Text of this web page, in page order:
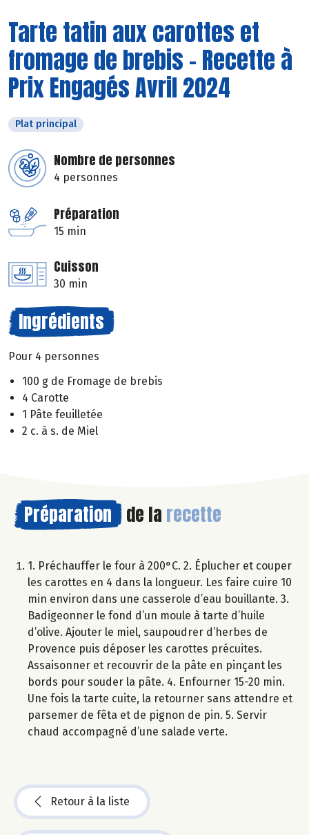
Tarte tatin aux carottes et
fromage de brebis - Recette à
Prix Engagés Avril 2024
Plat principal
Nombre de personnes
4 personnes
Préparation
15 min
Cuisson
30 min
Ingrédients
Pour 4 personnes
100 g de Fromage de brebis
4 Carotte
1 Pâte feuilletée
2 c. à s. de Miel
Préparation de la recette
1. Préchauffer le four à 200°C. 2. Éplucher et couper
les carottes en 4 dans la longueur. Les faire cuire 10
min environ dans une casserole d’eau bouillante. 3.
Badigeonner le fond d’un moule à tarte d’huile
d’olive. Ajouter le miel, saupoudrer d’herbes de
Provence puis déposer les carottes précuites.
Assaisonner et recouvrir de la pâte en pinçant les
bords pour souder la pâte. 4. Enfourner 15-20 min.
Une fois la tarte cuite, la retourner sans attendre et
parsemer de fêta et de pignon de pin. 5. Servir
chaud accompagné d’une salade verte.
Retour à la liste